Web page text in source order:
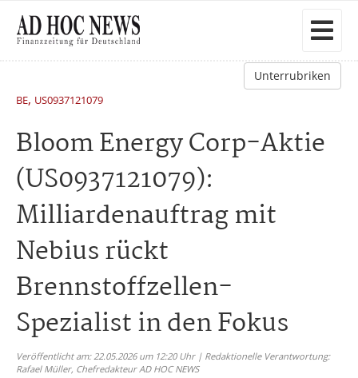
Unterrubriken
BE, US0937121079
Bloom Energy Corp-Aktie
(US0937121079):
Milliardenauftrag mit
Nebius rückt
Brennstoffzellen-
Spezialist in den Fokus
Veröffentlicht am: 22.05.2026 um 12:20 Uhr | Redaktionelle Verantwortung:
Rafael Müller, Chefredakteur AD HOC NEWS